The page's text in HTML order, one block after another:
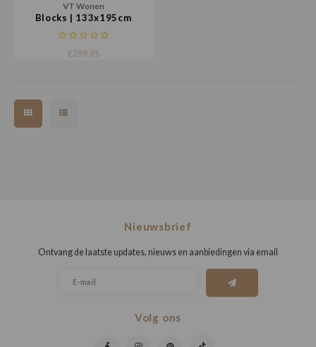
VT Wonen
Blocks | 133x195cm
€299,95
Nieuwsbrief
Ontvang de laatste updates, nieuws en aanbiedingen via email
Volg ons